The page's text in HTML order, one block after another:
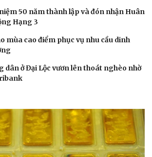
50 năm thành lập và đón nhận Huân
Hạng 3
mùa cao điểm phục vụ nhu cầu dinh
dân ở Đại Lộc vươn lên thoát nghèo nhờ